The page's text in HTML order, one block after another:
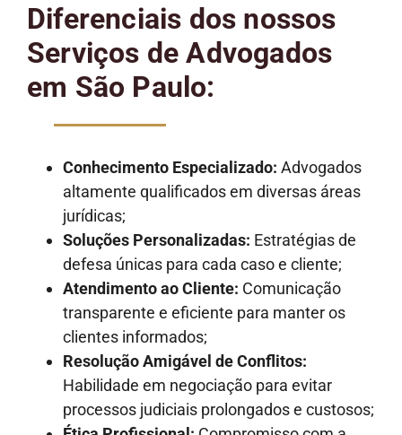
Diferenciais dos nossos
Serviços de Advogados
em São Paulo:
Conhecimento Especializado: Advogados
altamente qualificados em diversas áreas
jurídicas;
Soluções Personalizadas: Estratégias de
defesa únicas para cada caso e cliente;
Atendimento ao Cliente: Comunicação
transparente e eficiente para manter os
clientes informados;
Resolução Amigável de Conflitos:
Habilidade em negociação para evitar
processos judiciais prolongados e custosos;